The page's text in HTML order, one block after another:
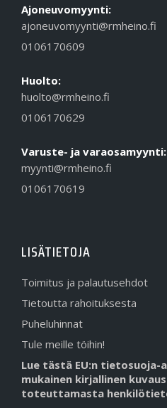
Ajoneuvomyynti:
ajoneuvomyynti@rmheino.fi
0106170609
Huolto:
huolto@rmheino.fi
0106170629
Varuste- ja varaosamyynti:
myynti@rmheino.fi
0106170619
LISÄTIETOJA
Toimitus ja palautusehdot
Tietoutta rahoituksesta
Puheluhinnat
Tule meille töihin!
Lue tästä EU:n tietosuoja-
mukainen kirjallinen
toteuttamasta